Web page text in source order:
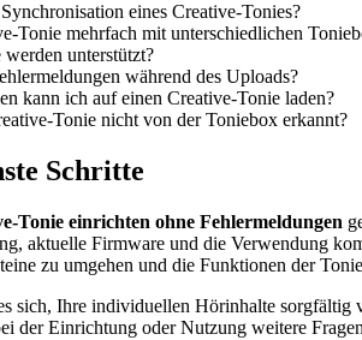
eines Creative-Tonies?
Tonie mehrfach mit unterschiedlichen
unterstützt?
während des Uploads?
kann ich auf einen Creative-Tonie laden?
Tonie nicht von der Toniebox erkannt?
Schritte
Tonie einrichten ohne Fehlermeldungen
aktuelle Firmware und die Verwendung
zu umgehen und die Funktionen der
sich, Ihre individuellen Hörinhalte
der Einrichtung oder Nutzung weitere